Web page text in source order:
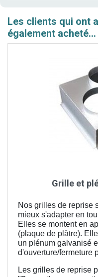
Les clients qui ont
également acheté...
Grille et
Nos grilles de reprise
mieux s'adapter en
Elles se montent en
(plaque de plâtre).
un plénum galvanisé
d'ouverture/fermeture
Les grilles de reprise